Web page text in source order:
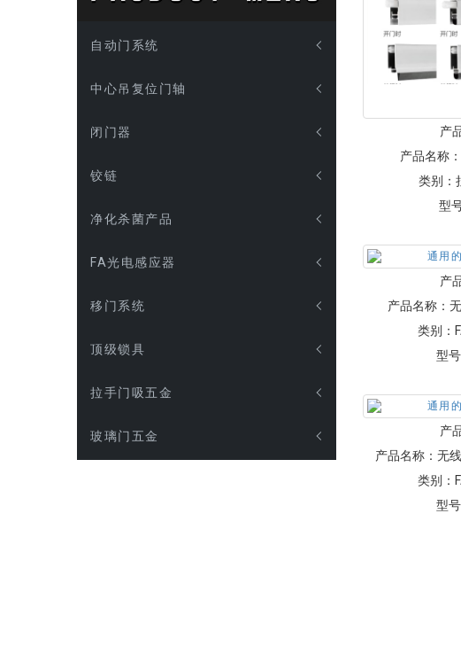
自动门系统
中心吊复位门轴
闭门器
铰链
净化杀菌产品
FA光电感应器
移门系统
顶级锁具
拉手门吸五金
玻璃门五金
产
产品名称：
类别：
型
产
产品名称：
类别：
型号
产
产品名称： 无
类别：
型号